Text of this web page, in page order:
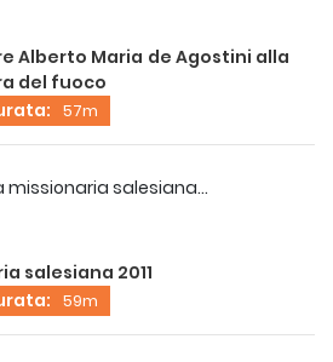
Alberto Maria de Agostini alla
del fuoco
57m
salesiana 2011
59m